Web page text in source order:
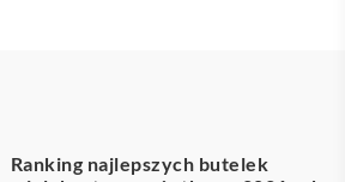
Ranking najlepszych butelek